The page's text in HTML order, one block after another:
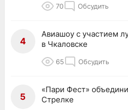
70 Обсудить
4
Авиашоу с участием
в Чкаловске
65 Обсудить
5
«Пари Фест»
Стрелке